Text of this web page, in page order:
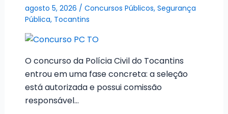
agosto 5, 2026 / Concursos Públicos, Segurança
Pública, Tocantins
O concurso da Polícia Civil do Tocantins
entrou em uma fase concreta: a seleção
está autorizada e possui comissão
responsável…